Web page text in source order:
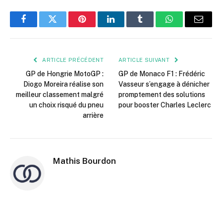
FacebookTwitter PinterestLinkedInTumblr WhatsApp
E-
ARTICLE PRÉCÉDENT
GP de Hongrie MotoGP :
Diogo Moreira réalise son
meilleur classement malgré
un choix risqué du pneu
arrière
ARTICLE SUIVANT
GP de Monaco F1 : Frédéric
Vasseur s’engage à dénicher
promptement des solutions
pour booster Charles Leclerc
Mathis Bourdon